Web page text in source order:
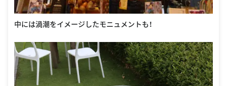
中には渦潮をイメージしたモニュメントも！